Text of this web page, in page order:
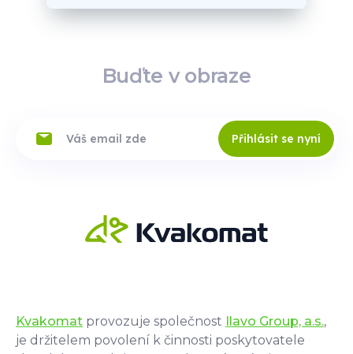
Buďte v obraze
Přihlásit se nyní
Kvakomat provozuje společnost Ilavo Group, a.s.,
je držitelem povolení k činnosti poskytovatele